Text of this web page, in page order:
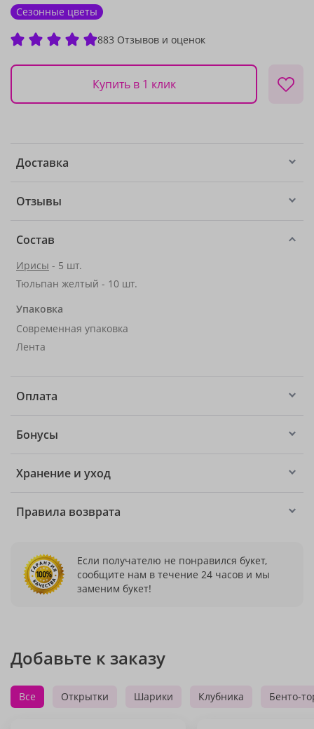
Сезонные цветы
883 Отзывов и оценок
Купить в 1 клик
Доставка
Отзывы
Состав
Ирисы - 5 шт.
Тюльпан желтый - 10 шт.
Упаковка
Современная упаковка
Лента
Оплата
Бонусы
Хранение и уход
Правила возврата
Если получателю не понравился букет,
сообщите нам в течение 24 часов и мы
заменим букет!
Добавьте к заказу
Все Открытки Шарики Клубника Бенто-